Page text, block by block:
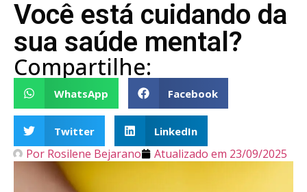
Você está cuidando da
sua saúde mental?
Compartilhe:
WhatsApp Facebook
Twitter LinkedIn
Por Rosilene Bejarano Atualizado em 23/09/2025